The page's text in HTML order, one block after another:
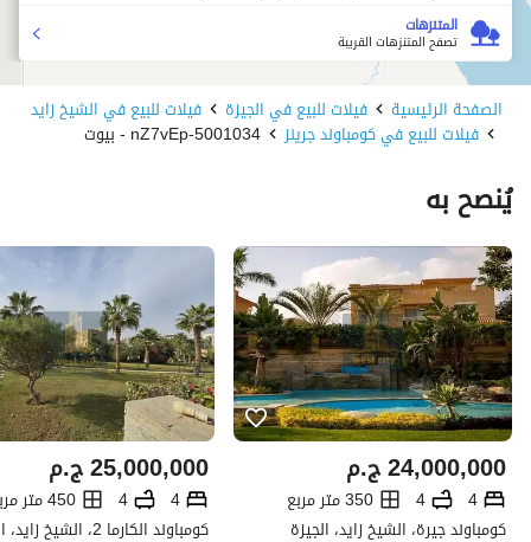
المتنزهات
تصفح المتنزهات القريبة
الصفحة الرئيسية فيلات للبيع في الجيزة فيلات للبيع في الشيخ زايد
فيلات للبيع في كومباوند جرينز 5001034-nZ7vEp - بيوت
يُنصح به
ج.م24,000,000
4
4
350 متر مربع
كومباوند جيرة، الشيخ زايد، الجيزة
ج.م25,000,000
4
4
450 متر مربع
كومباوند الكارما 2، الشيخ زايد، الجيزة